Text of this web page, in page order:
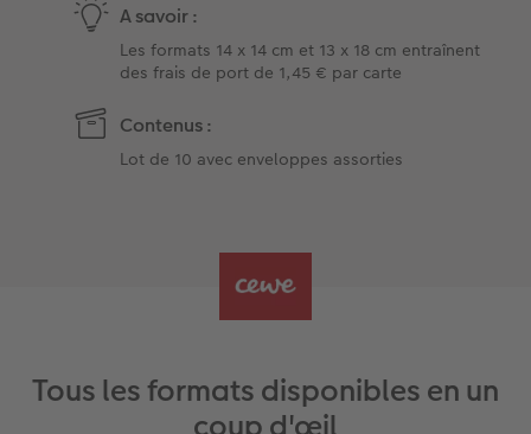
A savoir :
Les formats 14 x 14 cm et 13 x 18 cm entraînent
des frais de port de 1,45 € par carte
Contenus :
Lot de 10 avec enveloppes assorties
Tous les formats disponibles en un